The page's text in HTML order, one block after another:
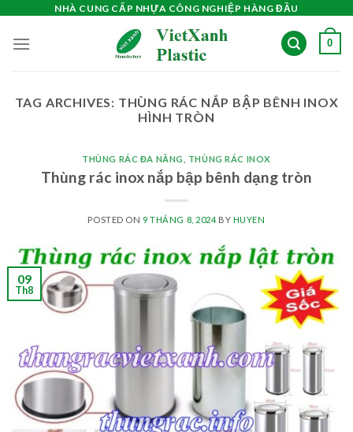
content
NHÀ CUNG CẤP NHỰA CÔNG NGHIỆP HÀNG ĐẦU
0
TAG ARCHIVES: THÙNG RÁC NẮP BẬP BÊNH INOX
HÌNH TRÒN
THÙNG RÁC ĐA NĂNG THÙNG RÁC INOX
Thùng rác inox nắp bập bênh dạng tròn
POSTED ON 9 THÁNG 8, 2024BY HUYEN
09
Th8